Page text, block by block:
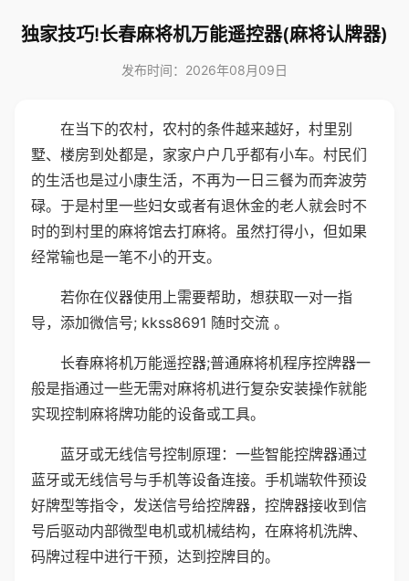
独家技巧!长春麻将机万能遥控器(麻将认牌器)
发布时间：2026年08月09日
在当下的农村，农村的条件越来越好，村里别
墅、楼房到处都是，家家户户几乎都有小车。村民们
的生活也是过小康生活，不再为一日三餐为而奔波劳
碌。于是村里一些妇女或者有退休金的老人就会时不
时的到村里的麻将馆去打麻将。虽然打得小，但如果
经常输也是一笔不小的开支。
若你在仪器使用上需要帮助，想获取一对一指
导，添加微信号; kkss8691 随时交流 。
长春麻将机万能遥控器;普通麻将机程序控牌器一
般是指通过一些无需对麻将机进行复杂安装操作就能
实现控制麻将牌功能的设备或工具。
蓝牙或无线信号控制原理：一些智能控牌器通过
蓝牙或无线信号与手机等设备连接。手机端软件预设
好牌型等指令，发送信号给控牌器，控牌器接收到信
号后驱动内部微型电机或机械结构，在麻将机洗牌、
码牌过程中进行干预，达到控牌目的。